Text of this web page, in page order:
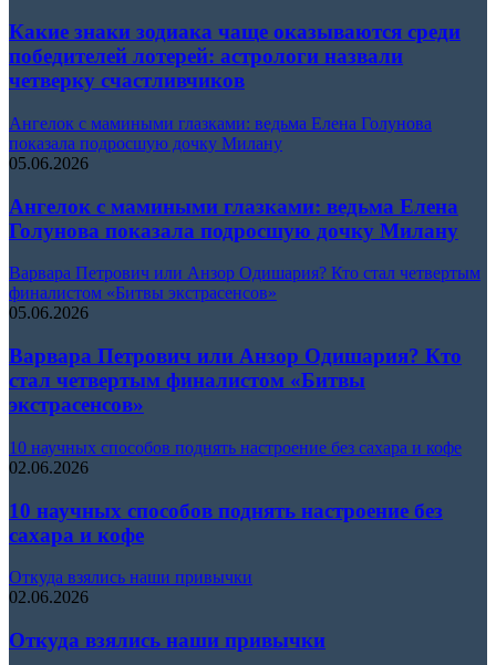
Какие знаки зодиака чаще оказываются среди
победителей лотерей: астрологи назвали
четверку счастливчиков
Ангелок с мамиными глазками: ведьма Елена Голунова
показала подросшую дочку Милану
05.06.2026
Ангелок с мамиными глазками: ведьма Елена
Голунова показала подросшую дочку Милану
Варвара Петрович или Анзор Одишария? Кто стал четвертым
финалистом «Битвы экстрасенсов»
05.06.2026
Варвара Петрович или Анзор Одишария? Кто
стал четвертым финалистом «Битвы
экстрасенсов»
10 научных способов поднять настроение без сахара и кофе
02.06.2026
10 научных способов поднять настроение без
сахара и кофе
Откуда взялись наши привычки
02.06.2026
Откуда взялись наши привычки